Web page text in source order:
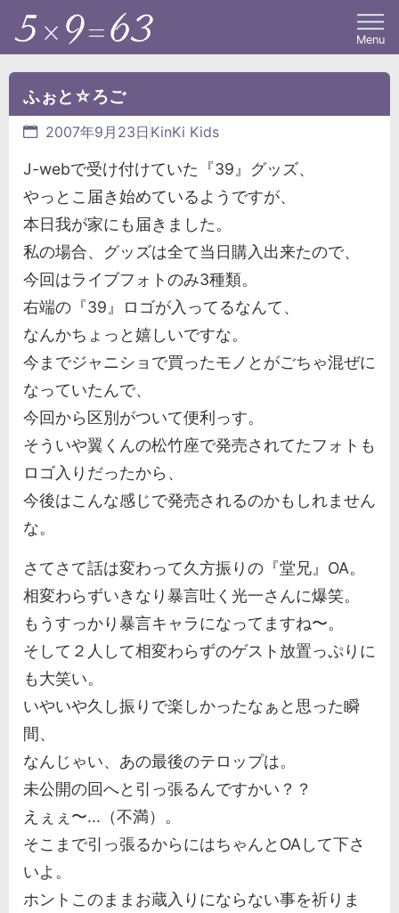
Menu
ふぉと☆ろご
2007年9月23日 KinKi Kids
J-webで受け付けていた『39』グッズ、
やっとこ届き始めているようですが、
本日我が家にも届きました。
私の場合、グッズは全て当日購入出来たので、
今回はライブフォトのみ3種類。
右端の『39』ロゴが入ってるなんて、
なんかちょっと嬉しいですな。
今までジャニショで買ったモノとがごちゃ混ぜに
なっていたんで、
今回から区別がついて便利っす。
そういや翼くんの松竹座で発売されてたフォトも
ロゴ入りだったから、
今後はこんな感じで発売されるのかもしれません
な。
さてさて話は変わって久方振りの『堂兄』OA。
相変わらずいきなり暴言吐く光一さんに爆笑。
もうすっかり暴言キャラになってますね〜。
そして２人して相変わらずのゲスト放置っぷりに
も大笑い。
いやいや久し振りで楽しかったなぁと思った瞬
間、
なんじゃい、あの最後のテロップは。
未公開の回へと引っ張るんですかい？？
えぇぇ〜...（不満）。
そこまで引っ張るからにはちゃんとOAして下さ
いよ。
ホントこのままお蔵入りにならない事を祈りま